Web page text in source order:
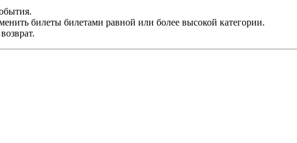
билеты билетами равной или более высокой категории.